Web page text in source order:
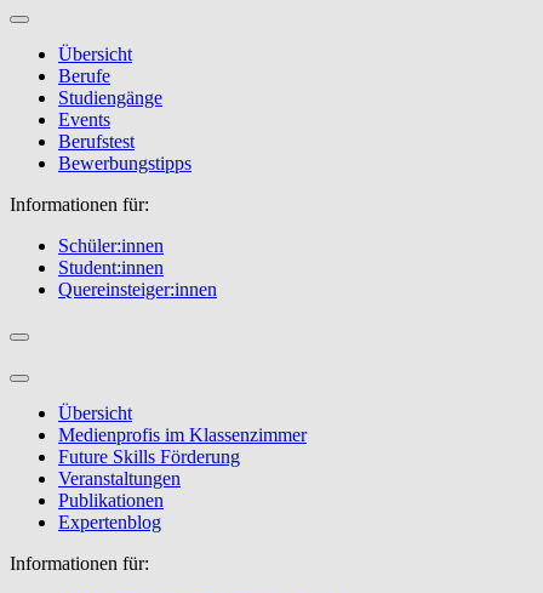
Übersicht
Berufe
Studiengänge
Events
Berufstest
Bewerbungstipps
Informationen für:
Schüler:innen
Student:innen
Quereinsteiger:innen
Übersicht
Medienprofis im Klassenzimmer
Future Skills Förderung
Veranstaltungen
Publikationen
Expertenblog
Informationen für: